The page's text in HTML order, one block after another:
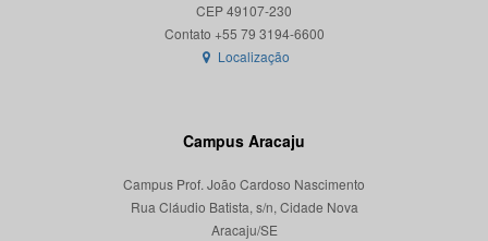
CEP 49107-230
Localização
Campus Aracaju
Campus Prof. João Cardoso Nascimento
Rua Cláudio Batista, s/n, Cidade Nova
Aracaju/SE